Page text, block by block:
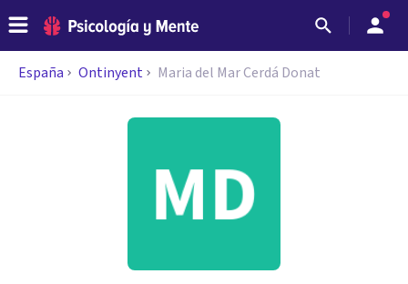
España Ontinyent Maria del Mar Cerdá Donat